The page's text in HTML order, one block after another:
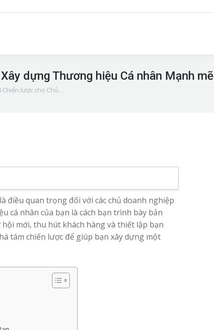
dựng Thương hiệu Cá nhân Mạnh mẽ
Chiến lược cho Chủ…
điều quan trọng đối với các chủ doanh nghiệp
cá nhân của bạn là cách bạn trình bày bản
mới, thu hút khách hàng và thiết lập bạn
tám chiến lược để giúp bạn xây dựng một